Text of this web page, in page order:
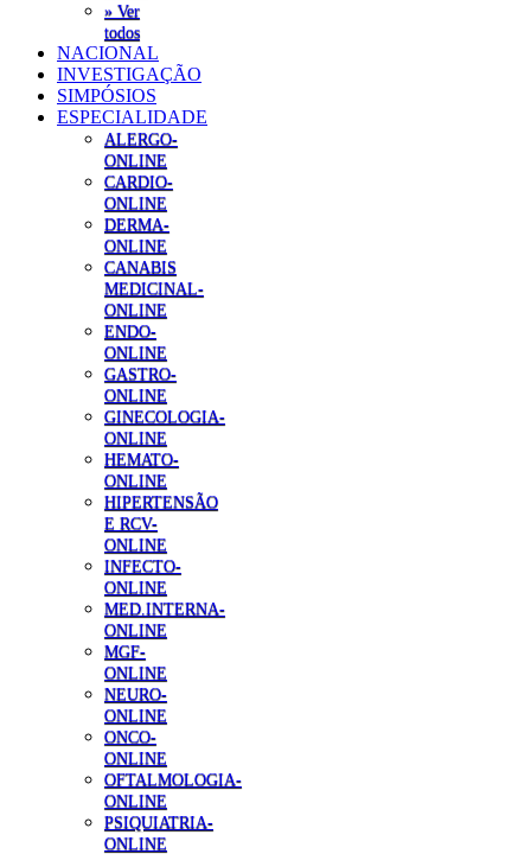
» Ver
todos
NACIONAL
INVESTIGAÇÃO
SIMPÓSIOS
ESPECIALIDADE
ALERGO-
ONLINE
CARDIO-
ONLINE
DERMA-
ONLINE
CANABIS
MEDICINAL-
ONLINE
ENDO-
ONLINE
GASTRO-
ONLINE
GINECOLOGIA-
ONLINE
HEMATO-
ONLINE
HIPERTENSÃO
E RCV-
ONLINE
INFECTO-
ONLINE
MED.INTERNA-
ONLINE
MGF-
ONLINE
NEURO-
ONLINE
ONCO-
ONLINE
OFTALMOLOGIA-
ONLINE
PSIQUIATRIA-
ONLINE